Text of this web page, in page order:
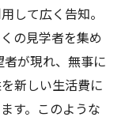
して広く告知。
の見学者を集め
が現れ、無事に
新しい生活費に
す。このような